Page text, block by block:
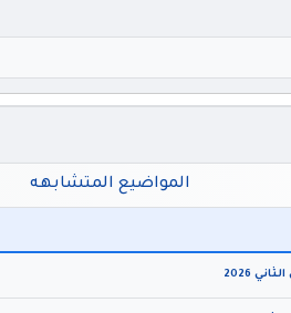
المواضيع المتشابهه